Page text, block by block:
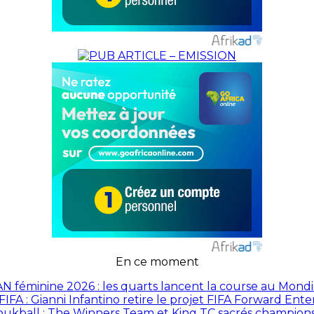
En ce moment
féminine 2026 : les quarts lancent la course au
FIFA : Gianni Infantino retire le projet FIFA Forward